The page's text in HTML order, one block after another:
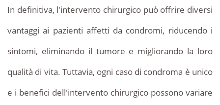
In definitiva, l'intervento chirurgico può offrire diversi
vantaggi ai pazienti affetti da condromi, riducendo i
sintomi, eliminando il tumore e migliorando la loro
qualità di vita. Tuttavia, ogni caso di condroma è unico
e i benefici dell'intervento chirurgico possono variare